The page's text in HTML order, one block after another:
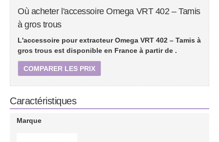
Où acheter l'accessoire Omega VRT 402 – Tamis
à gros trous
L'accessoire pour extracteur Omega VRT 402 – Tamis à
gros trous est disponible en France à partir de .
COMPARER LES PRIX
Caractéristiques
Marque